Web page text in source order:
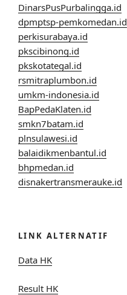
DinarsPusPurbalingga.id
dpmptsp-pemkomedan.id
perkisurabaya.id
pkscibinong.id
pkskotategal.id
rsmitraplumbon.id
umkm-indonesia.id
BapPedaKlaten.id
smkn7batam.id
plnsulawesi.id
balaidikmenbantul.id
bhpmedan.id
disnakertransmerauke.id
LINK ALTERNATIF
Data HK
Result HK